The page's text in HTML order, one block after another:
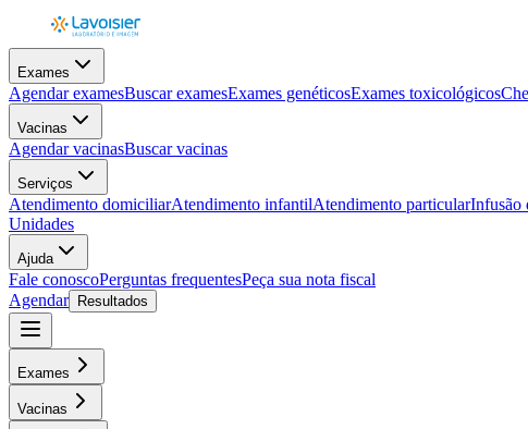
Exames
Agendar examesBuscar examesExames genéticosExames toxicológicos
Vacinas
Agendar vacinasBuscar vacinas
Serviços
Atendimento domiciliarAtendimento infantilAtendimento particularInfusão
Unidades
Ajuda
Fale conoscoPerguntas frequentesPeça sua nota fiscal
Agendar
Resultados
Exames
Vacinas